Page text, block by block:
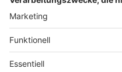
Teilnahmebedingungen
Grounding Page ANTENNE
BAYERN
Datenschutz­erklärung